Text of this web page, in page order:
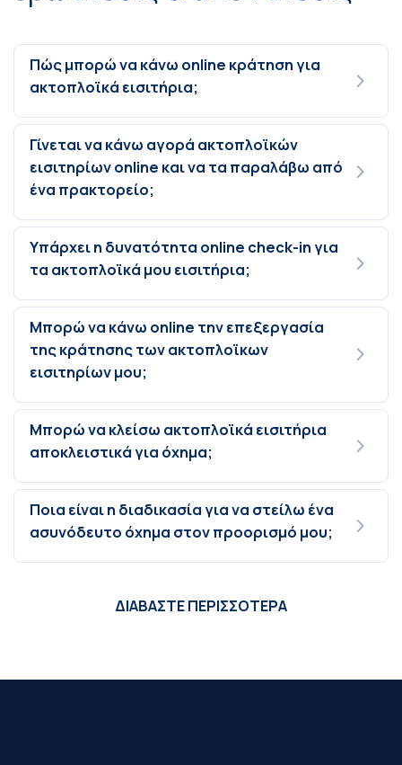
Πώς μπορώ να κάνω online κράτηση για
ακτοπλοϊκά εισιτήρια;
Γίνεται να κάνω αγορά ακτοπλοϊκών
εισιτηρίων online και να τα παραλάβω από
ένα πρακτορείο;
Υπάρχει η δυνατότητα online check-in για
τα ακτοπλοϊκά μου εισιτήρια;
Μπορώ να κάνω online την επεξεργασία
της κράτησης των ακτοπλοϊκων
εισιτηρίων μου;
Μπορώ να κλείσω ακτοπλοϊκά εισιτήρια
αποκλειστικά για όχημα;
Ποια είναι η διαδικασία για να στείλω ένα
ασυνόδευτο όχημα στον προορισμό μου;
ΔΙΑΒΑΣΤΕ ΠΕΡΙΣΣΟΤΕΡΑ